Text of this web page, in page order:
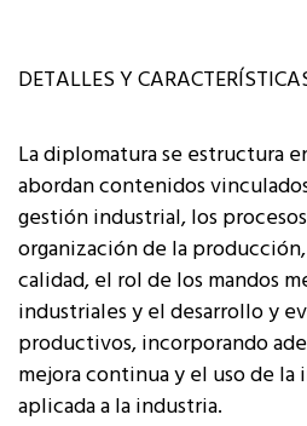
DETALLES Y
La diplomatura se estructura
abordan contenidos
gestión industrial, los
organización de la
calidad, el rol de los mandos
industriales y el desarrollo y
productivos, incorporando
mejora continua y el uso de
aplicada a la industria.